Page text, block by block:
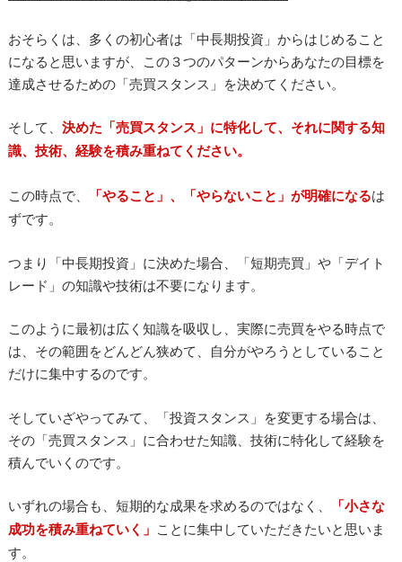
おそらくは、多くの初心者は「中長期投資」からはじめること
になると思いますが、この３つのパターンからあなたの目標を
達成させるための「売買スタンス」を決めてください。
そして、 決めた「売買スタンス」に特化して、それに関する知
識、技術、経験を積み重ねてください。
この時点で、 「やること」、「やらないこと」が明確になるは
ずです。
つまり「中長期投資」に決めた場合、「短期売買」や「デイト
レード」の知識や技術は不要になります。
このように最初は広く知識を吸収し、実際に売買をやる時点で
は、その範囲をどんどん狭めて、自分がやろうとしていること
だけに集中するのです。
そしていざやってみて、「投資スタンス」を変更する場合は、
その「売買スタンス」に合わせた知識、技術に特化して経験を
積んでいくのです。
いずれの場合も、短期的な成果を求めるのではなく、
「小さな
成功を積み重ねていく」 ことに集中していただきたいと思いま
す。